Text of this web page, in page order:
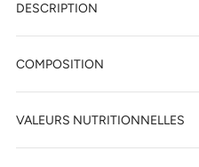
DESCRIPTION
COMPOSITION
VALEURS NUTRITIONNELLES